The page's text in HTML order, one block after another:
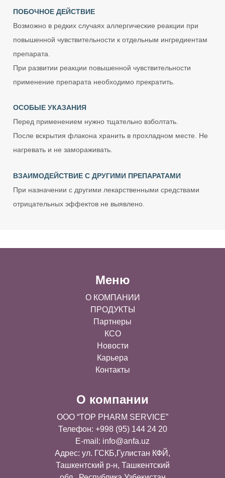
ПОБОЧНОЕ ДЕЙСТВИЕ
Возможно в редких случаях аллергические реакции при
повышенной чувствительности к отдельным ингредиентам
препарата.
При развитии реакции повышенной чувствительности
применение препарата необходимо прекратить.
ОСОБЫЕ УКАЗАНИЯ
Перед применением нужно тщательно взболтать.
После вскрытия флакона хранить в прохладном месте. Не
нагревать и не замораживать.
ВЗАИМОДЕЙСТВИЕ С ДРУГИМИ ПРЕПАРАТАМИ
При назначении с другими лекарственными средствами
отрицательных эффектов не выявлено.
Меню
О КОМПАНИИ
ПРОДУКТЫ
Партнеры
КСО
Новости
Карьера
Контакты
О компании
OOO “TOP PHARM SERVICE”
Телефон: +998 (95) 144 24 20
E-mail: info@anfa.uz
Адрес: ул. ГСКБ,Гулистан КФЙ,
Ташкентский р-н, Ташкентский